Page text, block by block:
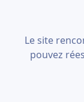
Le site
pouvez